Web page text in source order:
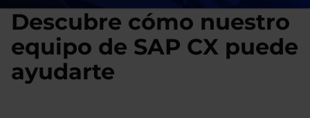
Descubre cómo nuestro
equipo de SAP CX puede
ayudarte